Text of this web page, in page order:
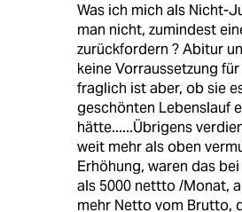
Was ich mich als Nicht-
man nicht, zumindest
zurückfordern ? Abitur
keine Vorraussetzung
fraglich ist aber, ob sie
geschönten Lebenslauf
hätte......Übrigens
weit mehr als oben
Erhöhung, waren das
als 5000 nettto /Monat,
mehr Netto vom Brutto,